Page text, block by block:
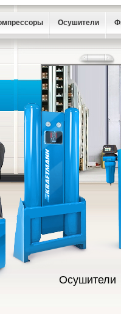
Осушители
Осушители